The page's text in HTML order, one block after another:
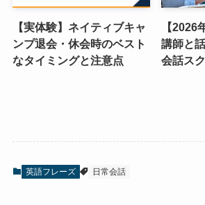
【実体験】ネイティブキャ
ンプ退会・休会時のベスト
なタイミングと注意点
【2026
講師と
会話ス
英語フレーズ 日常会話